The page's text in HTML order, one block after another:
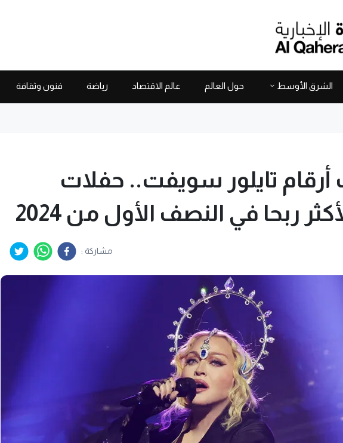
الشرق الأوسط حول العالم عالم الاقتصاد رياضة فنون وثقافة
أرقام تايلور سويفت.. حفلات
ربحا في النصف الأول من 2024
مشاركة :